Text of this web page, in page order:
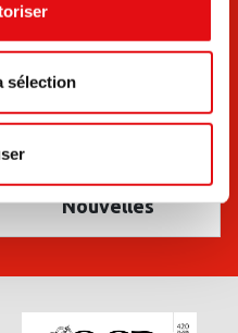
sélection
Nouvelles